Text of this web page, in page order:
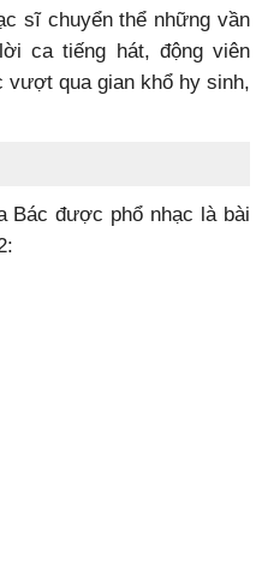
sĩ chuyển thể những vần
ca tiếng hát, động viên
qua gian khổ hy sinh,
Bác được phổ nhạc là bài